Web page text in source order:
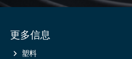
information
更多信息
塑料